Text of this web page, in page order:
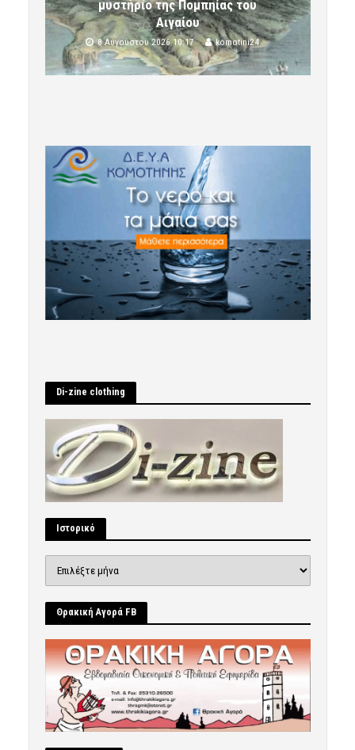
μυστήριο της Πομπηίας του
Αιγαίου
8 Αυγούστου 2026 10:17 komotini24
Di-zine clothing
Ιστορικό
Θρακική Αγορά FB